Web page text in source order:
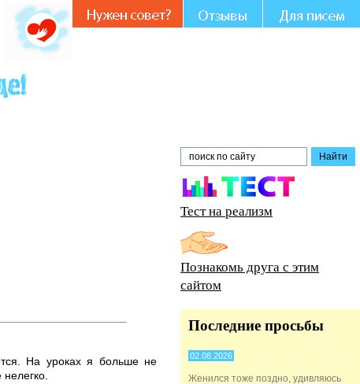
На уроках я больше не
Тест на реализм
Познакомь друга с этим
сайтом
Последние просьбы
02.08.2026
Женился тоже поздно, удивляюсь